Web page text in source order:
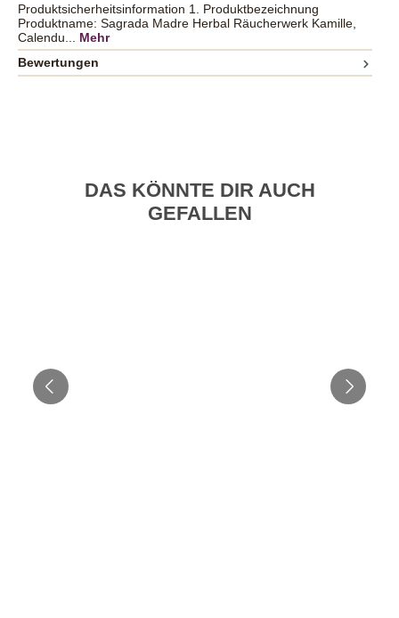
Produktsicherheitsinformation 1. Produktbezeichnung
Produktname: Sagrada Madre Herbal Räucherwerk Kamille,
Calendu... Mehr
Bewertungen
DAS KÖNNTE DIR AUCH
GEFALLEN